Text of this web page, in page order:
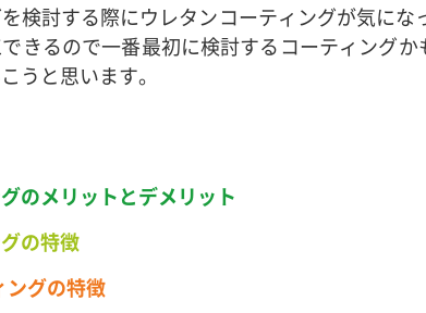
検討する際にウレタンコーティングが気に
きるので一番最初に検討するコーティング
うと思います。
のメリットとデメリット
の特徴
ングの特徴